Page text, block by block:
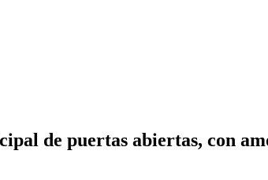
de puertas abiertas, con